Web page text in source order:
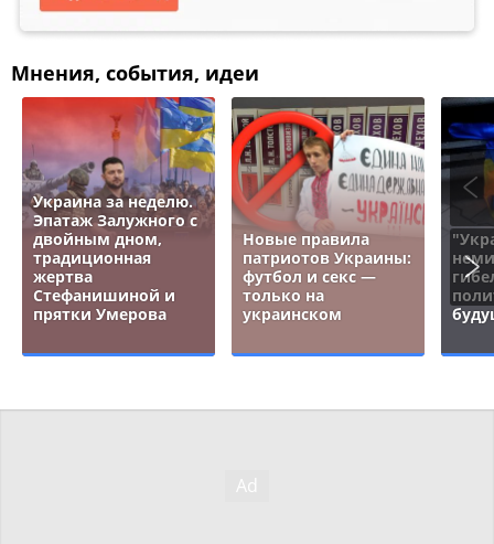
Мнения, события, идеи
Украина за неделю.
Эпатаж Залужного с
двойным дном,
традиционная
жертва
Стефанишиной и
прятки Умерова
Новые правила
патриотов Украины:
футбол и секс —
только на
украинском